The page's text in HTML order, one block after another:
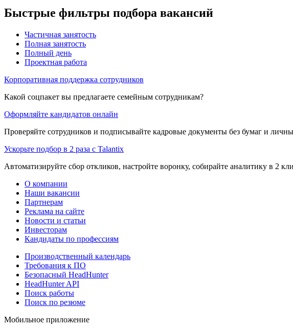
Быстрые фильтры подбора вакансий
Частичная занятость
Полная занятость
Полный день
Проектная работа
Корпоративная поддержка сотрудников
Какой соцпакет вы предлагаете семейным сотрудникам?
Оформляйте кандидатов онлайн
Проверяйте сотрудников и подписывайте кадровые документы без бумаг и
Ускорьте подбор в 2 раза с Talantix
Автоматизируйте сбор откликов, настройте воронку, собирайте аналитику в 2
О компании
Наши вакансии
Партнерам
Реклама на сайте
Новости и статьи
Инвесторам
Кандидаты по профессиям
Производственный календарь
Требования к ПО
Безопасный HeadHunter
HeadHunter API
Поиск работы
Поиск по резюме
Мобильное приложение